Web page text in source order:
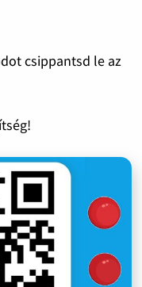
csippantsd le az